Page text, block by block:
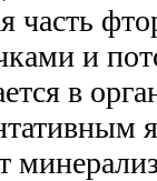
часть
и
в